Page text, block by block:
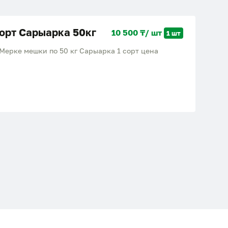
Сарыарка 50кг 10 500 ₸/ шт 1 шт
мешки по 50 кг Сарыарка 1 сорт цена